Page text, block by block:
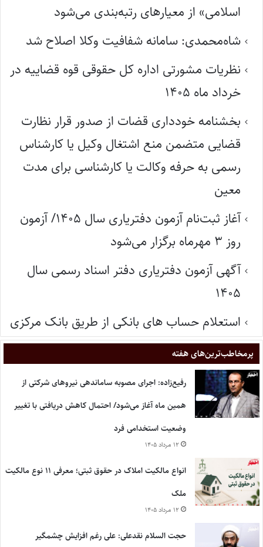
اسلامی» از معیارهای رتبه‌بندی می‌شود
شاه‌محمدی: سامانه شفافیت وکلا اصلاح شد
نظریات مشورتی اداره کل حقوقی قوه قضاییه در
خرداد ماه ۱۴۰۵
بخشنامه خودداری قضات از صدور قرار نظارت
قضایی متضمن منع اشتغال وکیل یا کارشناس
رسمی به حرفه وکالت یا کارشناسی برای مدت
معین
آغاز ثبت‌نام آزمون دفتریاری سال ۱۴۰۵/ آزمون
روز ۳ مهرماه برگزار می‌شود
آگهی آزمون دفتریاری دفتر اسناد رسمی سال
۱۴۰۵
استعلام حساب های بانکی از طریق بانک مرکزی
پر‌مخاطب‌ترین‌های هفته
رفیع‌زاده: اجرای مصوبه ساماندهی نیروهای شرکتی از
همین ماه آغاز می‌شود/ احتمال کاهش دریافتی با تغییر
وضعیت استخدامی فرد
۱۲ مرداد ۱۴۰۵
انواع مالکیت املاک در حقوق ثبتی؛ معرفی ۱۱ نوع مالکیت
ملک
۱۲ مرداد ۱۴۰۵
حجت السلام نقدعلی: علی رغم افزایش چشمگیر